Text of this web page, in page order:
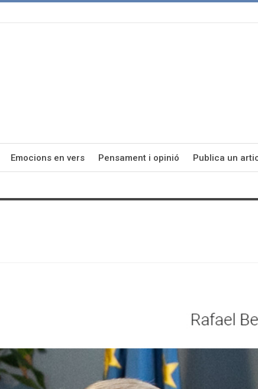
Emocions en vers Pensament i opinió Publica un